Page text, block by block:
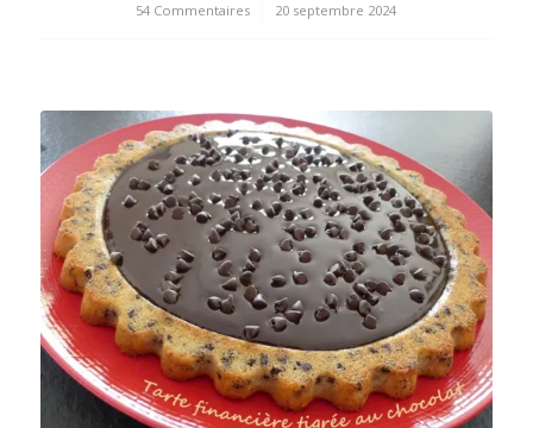
54 Commentaires
/ 20 septembre 2024